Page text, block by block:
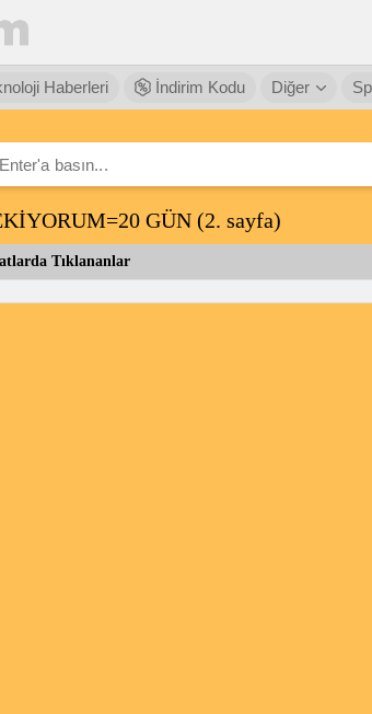
Haberleri İndirim Kodu Diğer
GÜN (2. sayfa)
Tıklananlar